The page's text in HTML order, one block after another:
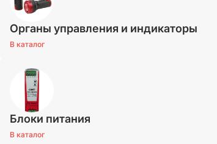
Органы управления и индикаторы
В каталог
Блоки питания
В каталог